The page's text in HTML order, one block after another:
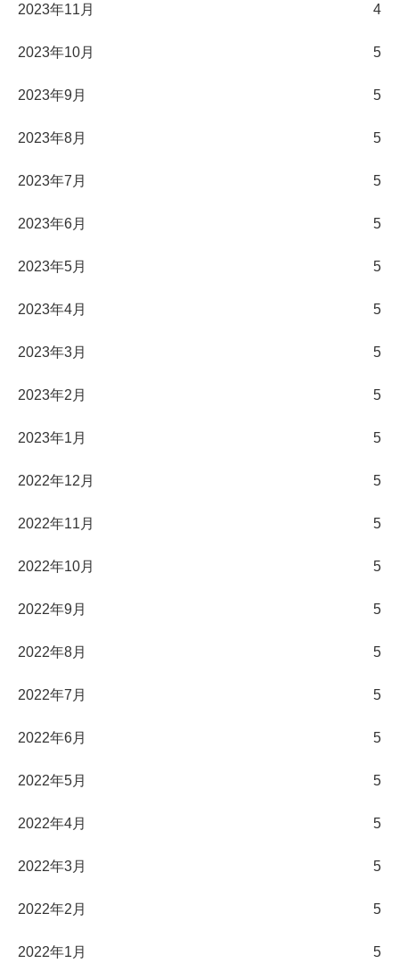
2023年11月 4
2023年10月 5
2023年9月 5
2023年8月 5
2023年7月 5
2023年6月 5
2023年5月 5
2023年4月 5
2023年3月 5
2023年2月 5
2023年1月 5
2022年12月 5
2022年11月 5
2022年10月 5
2022年9月 5
2022年8月 5
2022年7月 5
2022年6月 5
2022年5月 5
2022年4月 5
2022年3月 5
2022年2月 5
2022年1月 5